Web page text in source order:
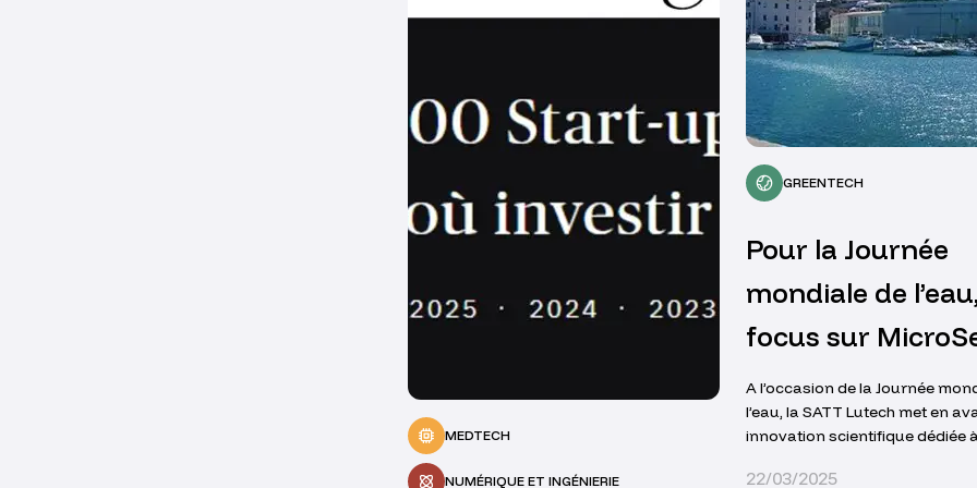
MEDTECH
NUMÉRIQUE ET INGÉNIERIE
GREENTECH
Pour la Journée
mondiale de l’eau,
focus sur
A l’occasion de la Journée
l’eau, la SATT Lutech met en
innovation scientifique dédiée
essentiel, et portée par l’équipe
22/03/2025